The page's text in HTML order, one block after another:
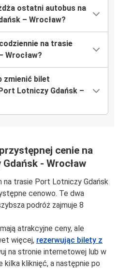
ostatni autobus na
– Wrocław?
na trasie
Wrocław?
zmienić bilet
Lotniczy Gdańsk –
cenie na
- Wrocław
na trasie Port Lotniczy Gdańsk
cenowo. Te dwa
podróż zajmuje 8
atrakcyjne ceny, ale
więcej, rezerwując bilety z
na stronie internetowej lub w
kilka kliknięć, a następnie po